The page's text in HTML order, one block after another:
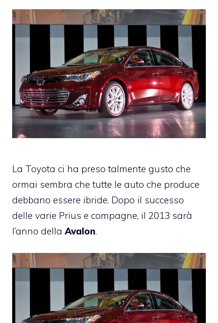
La Toyota ci ha preso talmente gusto che
ormai sembra che tutte le auto che produce
debbano essere ibride. Dopo il successo
delle varie Prius e compagne, il 2013 sarà
l’anno della Avalon.